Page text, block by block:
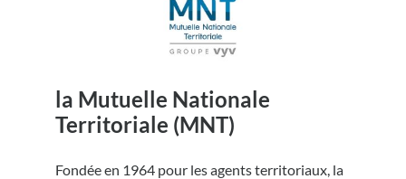
la Mutuelle Nationale
Territoriale (MNT)
Fondée en 1964 pour les agents territoriaux, la